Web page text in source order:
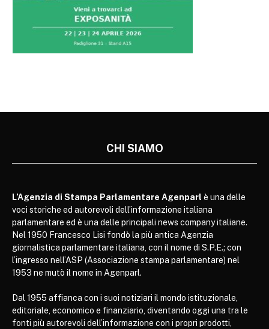
CHI SIAMO
L’Agenzia di Stampa Parlamentare Agenparl è una delle
voci storiche ed autorevoli dell’informazione italiana
parlamentare ed è una delle principali news company italiane.
Nel 1950 Francesco Lisi fondò la più antica Agenzia
giornalistica parlamentare italiana, con il nome di S.P.E.; con
l’ingresso nell’ASP (Associazione stampa parlamentare) nel
1953 ne mutò il nome in Agenparl.
Dal 1955 affianca con i suoi notiziari il mondo istituzionale,
editoriale, economico e finanziario, diventando oggi una tra le
fonti più autorevoli dell’informazione con i propri prodotti,